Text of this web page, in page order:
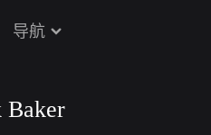
导航
Baker